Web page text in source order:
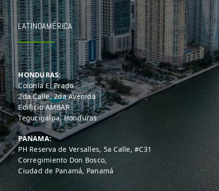
LATINOAMÉRICA
HONDURAS:
Colonia El Prado
2da Calle, 2da Avenida
Edificio AMBAR
Tegucigalpa, Honduras
PANAMA:
PH Reserva de Versalles, 5a Calle, #C31
Corregimiento Don Bosco,
Ciudad de Panamá, Panamá